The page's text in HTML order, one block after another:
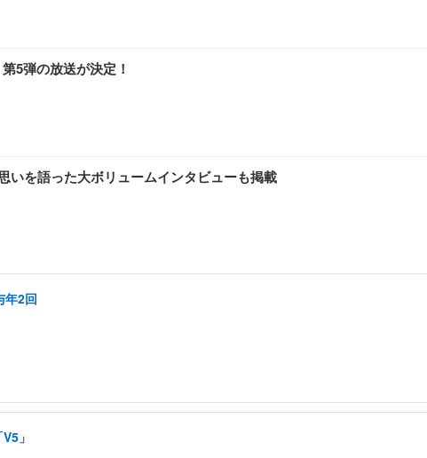
5弾の放送が決定！
いを語った大ボリュームインタビューも掲載
年2回
」